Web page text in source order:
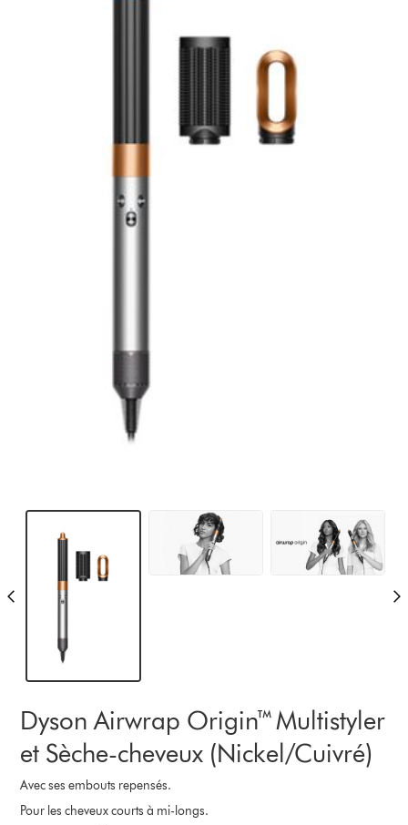
Dyson Airwrap Origin™ Multistyler
et Sèche-cheveux (Nickel/Cuivré)
Avec ses embouts repensés.
Pour les cheveux courts à mi-longs.